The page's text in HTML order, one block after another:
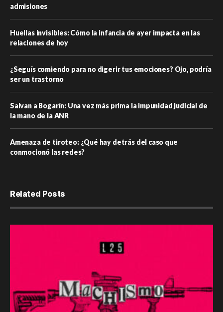
admisiones
Huellas invisibles: Cómo la infancia de ayer impacta en las
relaciones de hoy
¿Seguís comiendo para no digerir tus emociones? Ojo, podría
ser un trastorno
Salvan a Bogarín: Una vez más prima la impunidad judicial de
la mano de la ANR
Amenaza de tiroteo: ¿Qué hay detrás del caso que
conmocionó las redes?
Related Posts